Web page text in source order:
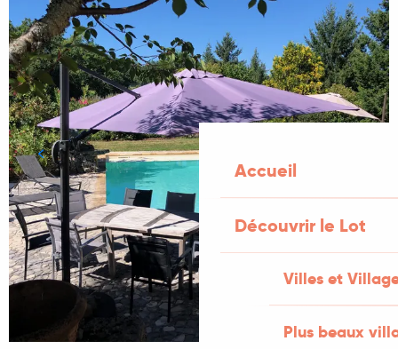
Accueil
Découvrir le Lot
Villes et
Plus beaux